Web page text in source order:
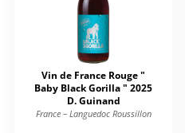
Vin de France Rouge "
Baby Black Gorilla " 2025
D. Guinand
France – Languedoc Roussillon